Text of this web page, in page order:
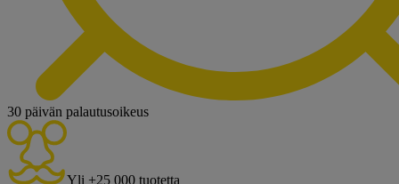
30 päivän palautusoikeus
Yli +25 000 tuotetta